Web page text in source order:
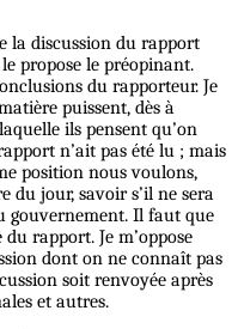
la discussion du rapport
propose le préopinant.
du rapporteur. Je
puissent, dès à
ils pensent qu’on
n’ait pas été lu ; mais
position nous voulons,
du jour, savoir s’il ne sera
gouvernement. Il faut que
rapport. Je m’oppose
dont on ne connaît pas
soit renvoyée après
et autres.